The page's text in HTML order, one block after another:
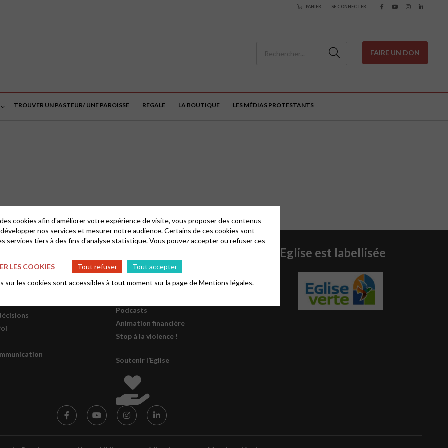
PANIER SE CONNECTER
FAIRE UN DON
TROUVER UN PASTEUR/ UNE PAROISSE REGALE LA BOUTIQUE LES MÉDIAS PROTESTANTS
Lettre mensuelle d’information de
l’EPUdF
Podcasts
Animation financière
Stop à la violence !
Soutenir l’Eglise
L’Eglise est labellisée
cookies afin d'améliorer votre expérience de visite, vous proposer des contenus
nos services et mesurer notre audience. Certains de ces cookies sont
services tiers à des fins d'analyse statistique. Vous pouvez accepter ou refuser ces
LES COOKIES
Tout refuser
Tout accepter
sur les cookies sont accessibles à tout moment sur la page deMentions légales.